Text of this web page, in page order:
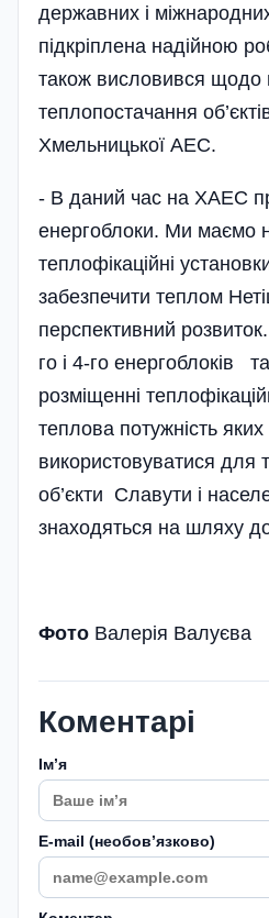
державних і
підкріплена надійною
також висловився щодо
теплопостачання
Хмельницької АЕС.
- В даний час на ХАЕС
енергоблоки. Ми маємо
теплофікаційні
забезпечити теплом
перспективний
го і 4-го енергоблоків
розміщенні
теплова потужність
використовуватися для
об’єкти Славути і
знаходяться на шляху
Фото Валерія Валуєва
Коментарі
Імʼя
E-mail (необовʼязково)